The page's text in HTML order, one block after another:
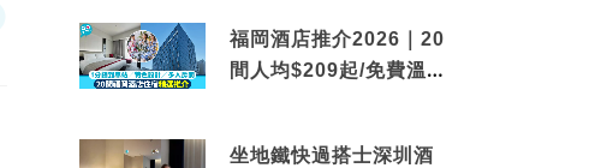
福岡酒店推介2026｜20
間人均$209起/免費溫泉/
坐地鐵快過搭士深圳酒